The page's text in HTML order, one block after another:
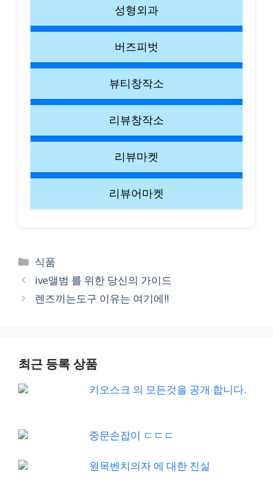
성형외과
버즈피벗
뷰티창작소
리뷰창작소
리뷰마켓
리뷰어마켓
Categories
식품
ive앨범 를 위한 당신의 가이드
렌즈끼는도구 이유는 여기에!!
최근 등록 상품
키오스크 의 모든것을 공개 합니다.
중문손잡이 ㄷㄷㄷ
원목벤치의자 에 대한 진실